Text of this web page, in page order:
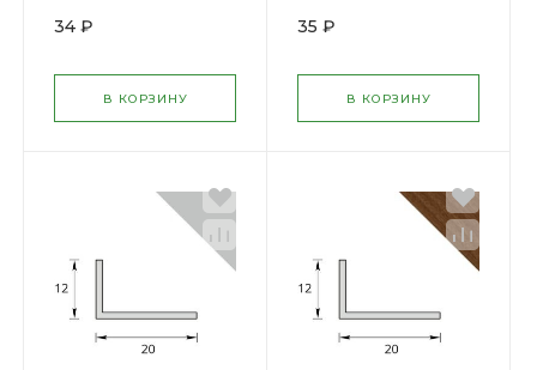
34 ₽
В КОРЗИНУ
35 ₽
В КОРЗИНУ